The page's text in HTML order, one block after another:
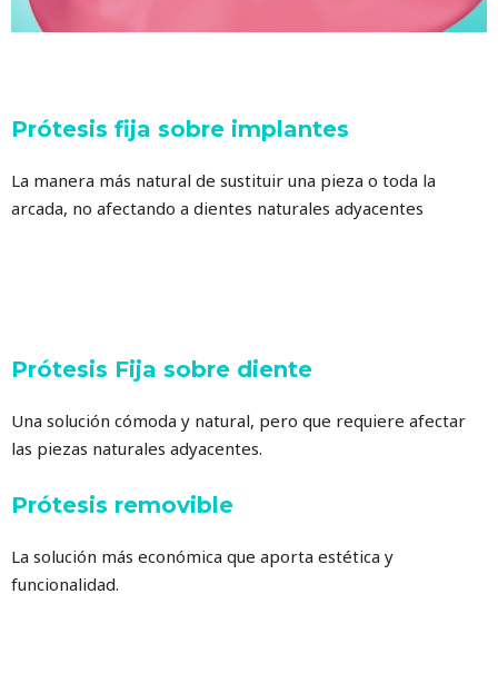
Prótesis fija sobre implantes
La manera más natural de sustituir una pieza o toda la
arcada, no afectando a dientes naturales adyacentes
Prótesis Fija sobre diente
Una solución cómoda y natural, pero que requiere afectar
las piezas naturales adyacentes.
Prótesis removible
La solución más económica que aporta estética y
funcionalidad.